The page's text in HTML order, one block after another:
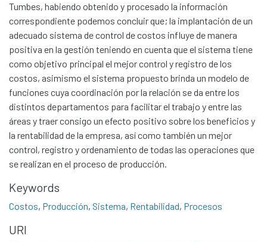
Tumbes, habiendo obtenido y procesado la información
correspondiente podemos concluir que; la implantación de un
adecuado sistema de control de costos influye de manera
positiva en la gestión teniendo en cuenta que el sistema tiene
como objetivo principal el mejor control y registro de los
costos, asimismo el sistema propuesto brinda un modelo de
funciones cuya coordinación por la relación se da entre los
distintos departamentos para facilitar el trabajo y entre las
áreas y traer consigo un efecto positivo sobre los beneficios y
la rentabilidad de la empresa, así como también un mejor
control, registro y ordenamiento de todas las operaciones que
se realizan en el proceso de producción.
Keywords
Costos, Producción, Sistema, Rentabilidad, Procesos
URI